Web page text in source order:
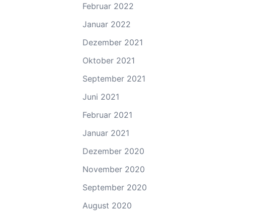
Februar 2022
Januar 2022
Dezember 2021
Oktober 2021
September 2021
Juni 2021
Februar 2021
Januar 2021
Dezember 2020
November 2020
September 2020
August 2020